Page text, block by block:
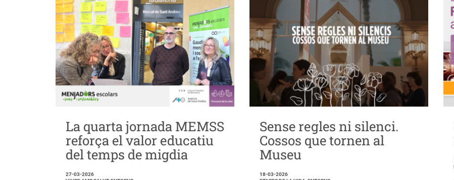
La quarta jornada MEMSS
reforça el valor educatiu
del temps de migdia
27-03-2026
Sense regles ni silenci.
Cossos que tornen al
Museu
18-03-2026